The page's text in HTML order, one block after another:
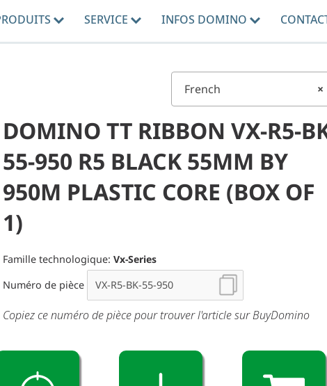
SERVICE INFOS DOMINO
×
French
DOMINO TT RIBBON VX-R5-
55-950 R5 BLACK 55MM BY
950M PLASTIC CORE (BOX OF
1)
Famille technologique: Vx-Series
Numéro de pièce
Copiez ce numéro de pièce pour trouver l'article sur BuyDomino